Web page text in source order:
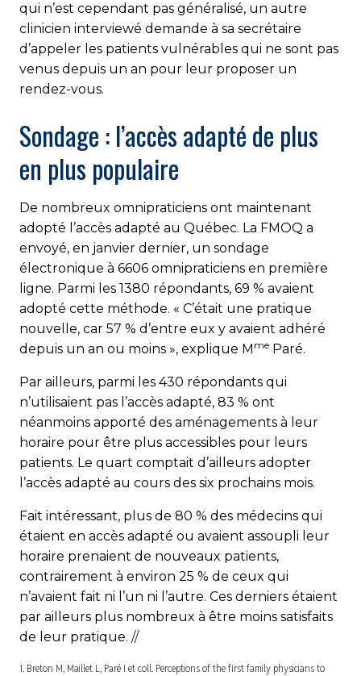
qui n’est cependant pas généralisé, un autre
clinicien interviewé demande à sa secrétaire
d’appeler les patients vulnérables qui ne sont pas
venus depuis un an pour leur proposer un
rendez-vous.
Sondage : l’accès adapté de plus
en plus populaire
De nombreux omnipraticiens ont maintenant
adopté l’accès adapté au Québec. La FMOQ a
envoyé, en janvier dernier, un sondage
électronique à 6606 omnipraticiens en première
ligne. Parmi les 1380 répondants, 69 % avaient
adopté cette méthode. « C’était une pratique
nouvelle, car 57 % d’entre eux y avaient adhéré
depuis un an ou moins », explique M me Paré.
Par ailleurs, parmi les 430 répondants qui
n’utilisaient pas l’accès adapté, 83 % ont
néanmoins apporté des aménagements à leur
horaire pour être plus accessibles pour leurs
patients. Le quart comptait d’ailleurs adopter
l’accès adapté au cours des six prochains mois.
Fait intéressant, plus de 80 % des médecins qui
étaient en accès adapté ou avaient assoupli leur
horaire prenaient de nouveaux patients,
contrairement à environ 25 % de ceux qui
n’avaient fait ni l’un ni l’autre. Ces derniers étaient
par ailleurs plus nombreux à être moins satisfaits
de leur pratique. //
1. Breton M, Maillet L, Paré I et coll. Perceptions of the first family physicians to